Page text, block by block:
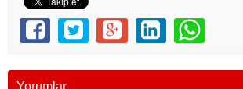
Yorumlar